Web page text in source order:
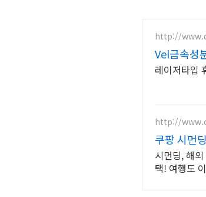
http://
Vel금속성
레이저타입
http://
쿠팡 시먼
시먼딩, 해
택! 여행도